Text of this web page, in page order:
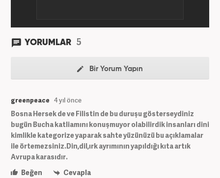
YORUMLAR 5
Bir Yorum Yapın
greenpeace 4 yıl önce
Bosna Hersek de ve Filistin de bu duruşu gösterseydiniz
bugün Bucha katliamını konuşmuyor olabilirdik insanları dini
kimlikle kategorize yaparak sahte yüzünüzü bu açıklamalar
ile örtemezsiniz.Din,dil,ırk ayrımının yapıldığı kıta artık
Avrupa karasıdır.
Beğen
Cevapla